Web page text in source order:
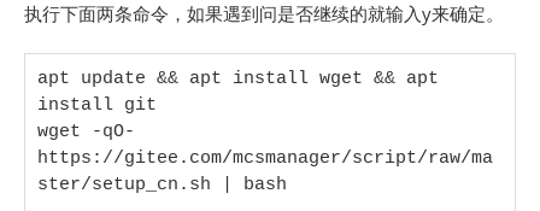
执行下面两条命令，如果遇到问是否继续的就输入y来确定。
apt update && apt install wget && apt
install git
wget -qO-
https://gitee.com/mcsmanager/script/raw/ma
ster/setup_cn.sh | bash